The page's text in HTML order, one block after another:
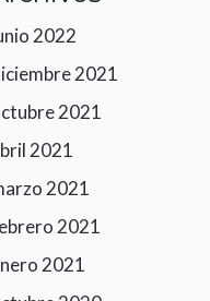
2022
2021
2021
2021
2021
2021
2021